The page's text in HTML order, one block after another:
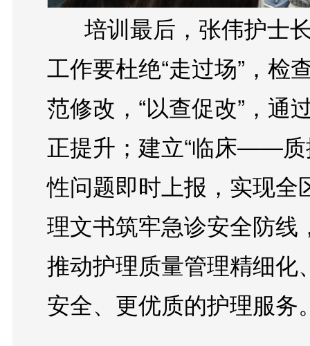
工作要杜绝“走过场”，检
范修改，“以查促改”，通
正提升；建立“临床——质
性问题即时上报，实现
理文书筑牢急诊安全防
推动护理质量管理精细
安全、更优质的护理服务